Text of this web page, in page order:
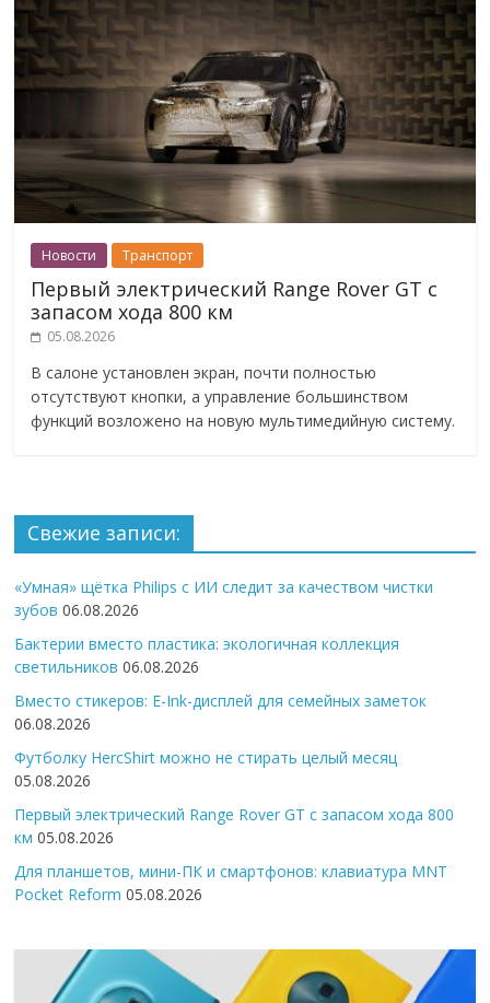
Новости Транспорт
Первый электрический Range Rover GT с
запасом хода 800 км
05.08.2026
В салоне установлен экран, почти полностью
отсутствуют кнопки, а управление большинством
функций возложено на новую мультимедийную систему.
Свежие записи:
«Умная» щётка Philips с ИИ следит за качеством чистки
зубов 06.08.2026
Бактерии вместо пластика: экологичная коллекция
светильников 06.08.2026
Вместо стикеров: E-Ink-дисплей для семейных заметок
06.08.2026
Футболку HercShirt можно не стирать целый месяц
05.08.2026
Первый электрический Range Rover GT с запасом хода 800
км 05.08.2026
Для планшетов, мини-ПК и смартфонов: клавиатура MNT
Pocket Reform 05.08.2026